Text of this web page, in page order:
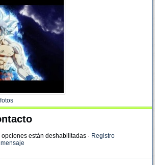
están deshabilitadas · Registro